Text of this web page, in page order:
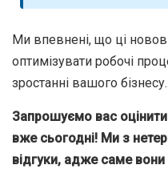
Ми впевнені, що ці
оптимізувати робочі
зростанні вашого бізнесу.
Запрошуємо вас
вже сьогодні! Ми з
відгуки, адже саме